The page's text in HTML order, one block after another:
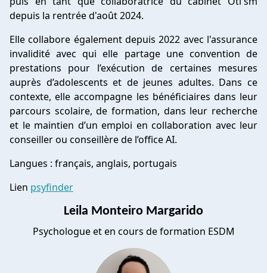
depuis la rentrée d'août 2024.
Elle collabore également depuis 2022 avec l'assurance
invalidité avec qui elle partage une convention de
prestations pour l’exécution de certaines mesures
auprès d’adolescents et de jeunes adultes. Dans ce
contexte, elle accompagne les bénéficiaires dans leur
parcours scolaire, de formation, dans leur recherche
et le maintien d’un emploi en collaboration avec leur
conseiller ou conseillère de l’office AI.
Langues : français, anglais, portugais
Lien psyfinder
Leila Monteiro Margarido
Psychologue et en cours de formation ESDM